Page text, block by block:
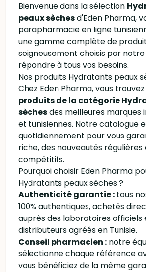
Bienvenue dans la sélection
peaux sèchesd'Eden Pharma,
parapharmacie en ligne
une gamme complète de
soigneusement choisis par
répondre à tous vos besoins.
Nos produits Hydratants peaux
Chez Eden Pharma, vous trouvez
produits de la catégorie
sèchesdes meilleures marques
et tunisiennes. Notre catalogue
quotidiennement pour vous
riche, des nouveautés régulières
compétitifs.
Pourquoi choisir Eden Pharma
Hydratants peaux sèches ?
Authenticité garantie : tous
100% authentiques, achetés
auprès des laboratoires officiels
distributeurs agréés en Tunisie.
Conseil pharmacien : notre
sélectionne chaque référence
vous bénéficiez de la même